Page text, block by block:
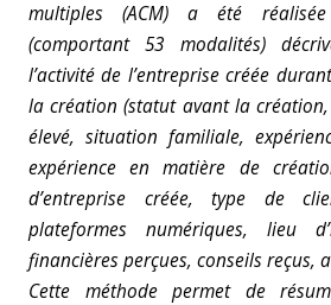
multiples (ACM) a été
(comportant 53 modalités)
l’activité de l’entreprise créée
la création (statut avant la
élevé, situation familiale,
expérience en matière de
d’entreprise créée, type de
plateformes numériques, lieu
financières perçues, conseils reçus,
Cette méthode permet de